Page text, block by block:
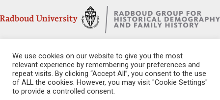
Contact
Radboud Universiteit
Erasmusplein 1
6525 HT Nijmegen
We use cookies on our website to give you the most
relevant experience by remembering your preferences and
repeat visits. By clicking “Accept All”, you consent to the use
of ALL the cookies. However, you may visit "Cookie Settings"
to provide a controlled consent.